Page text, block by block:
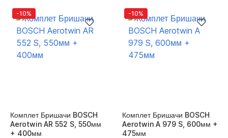
-10%
Комплет Бришачи BOSCH
Aerotwin AR 552 S, 550мм
+ 400мм
-10%
Комплет Бришачи BOSCH
Aerotwin A 979 S, 600мм +
475мм